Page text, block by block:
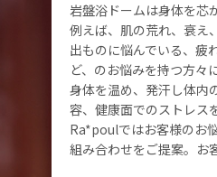
岩盤浴ドームは身体を芯
例えば、肌の荒れ、衰え
出ものに悩んでいる、疲
ど、のお悩みを持つ方々
身体を温め、発汗し体内
容、健康面でのストレス
Ra*poulではお客様のお
組み合わせをご提案。お